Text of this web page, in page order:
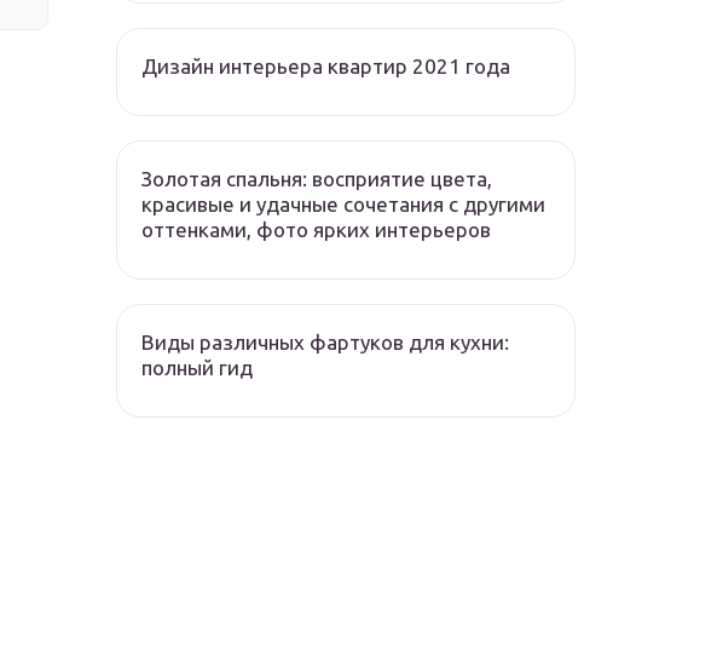
Дизайн интерьера квартир 2021 года
Золотая спальня: восприятие цвета,
красивые и удачные сочетания с другими
оттенками, фото ярких интерьеров
Виды различных фартуков для кухни:
полный гид